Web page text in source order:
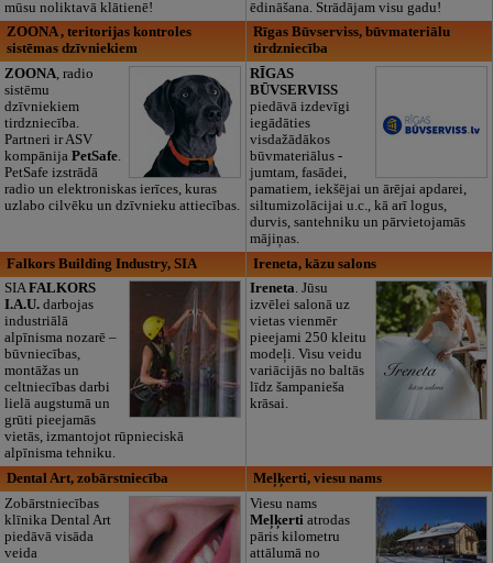
mūsu noliktavā klātienē!
ēdināšana. Strādājam visu gadu!
ZOONA , teritorijas kontroles
sistēmas dzīvniekiem
ZOONA, radio
sistēmu
dzīvniekiem
tirdzniecība.
Partneri ir ASV
kompānija PetSafe.
PetSafe izstrādā
radio un elektroniskas ierīces, kuras
uzlabo cilvēku un dzīvnieku attiecības.
Rīgas Būvserviss, būvmateriālu
tirdzniecība
RĪGAS
BŪVSERVISS
piedāvā izdevīgi
iegādāties
visdažādākos
būvmateriālus -
jumtam, fasādei,
pamatiem, iekšējai un ārējai apdarei,
siltumizolācijai u.c., kā arī logus,
durvis, santehniku un pārvietojamās
mājiņas.
Falkors Building Industry, SIA
SIAFALKORS
I.A.U.darbojas
industriālā
alpīnisma nozarē –
būvniecības,
montāžas un
celtniecības darbi
lielā augstumā un
grūti pieejamās
vietās, izmantojot rūpnieciskā
alpīnisma tehniku.
Ireneta, kāzu salons
Ireneta. Jūsu
izvēlei salonā uz
vietas vienmēr
pieejami 250 kleitu
modeļi. Visu veidu
variācijās no baltās
līdz šampanieša
krāsai.
Dental Art, zobārstniecība
Zobārstniecības
klīnika Dental Art
piedāvā visāda
veida
Meļķerti, viesu nams
Viesu nams
Meļķerti atrodas
pāris kilometru
attālumā no